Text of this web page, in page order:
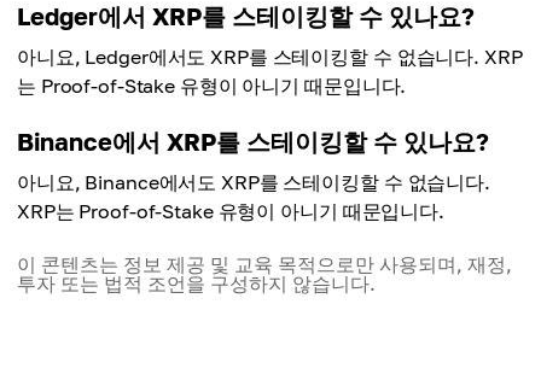
Ledger에서 XRP를 스테이킹할 수 있나요?
아니요, Ledger에서도 XRP를 스테이킹할 수 없습니다. XRP
는 Proof-of-Stake 유형이 아니기 때문입니다.
Binance에서 XRP를 스테이킹할 수 있나요?
아니요, Binance에서도 XRP를 스테이킹할 수 없습니다.
XRP는 Proof-of-Stake 유형이 아니기 때문입니다.
이 콘텐츠는 정보 제공 및 교육 목적으로만 사용되며, 재정,
투자 또는 법적 조언을 구성하지 않습니다.